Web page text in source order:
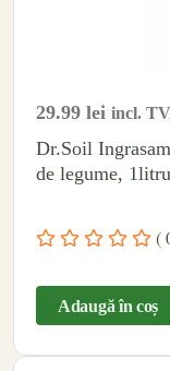
29.99 lei incl.
Dr.Soil
de legume, 1litru
(
Adaugă în coș